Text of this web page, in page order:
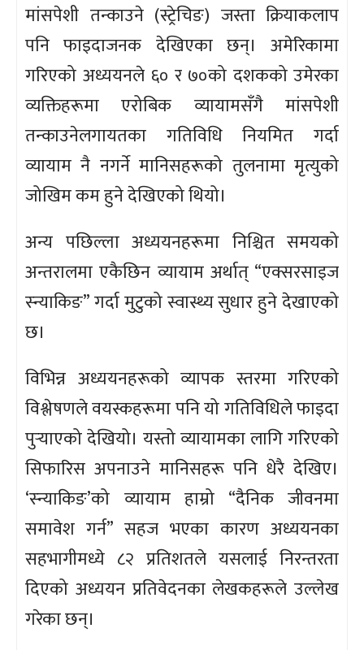
मांसपेशी तन्काउने (स्ट्रेचिङ) जस्ता क्रियाकलाप
पनि फाइदाजनक देखिएका छन्। अमेरिकामा
गरिएको अध्ययनले ६० र ७०को दशकको उमेरका
व्यक्तिहरूमा एरोबिक व्यायामसँगै मांसपेशी
तन्काउनेलगायतका गतिविधि नियमित गर्दा
व्यायाम नै नगर्ने मानिसहरूको तुलनामा मृत्युको
जोखिम कम हुने देखिएको थियो।
अन्य पछिल्ला अध्ययनहरूमा निश्चित समयको
अन्तरालमा एकैछिन व्यायाम अर्थात् “एक्सरसाइज
स्न्याकिङ” गर्दा मुटुको स्वास्थ्य सुधार हुने देखाएको
छ।
विभिन्न अध्ययनहरूको व्यापक स्तरमा गरिएको
विश्लेषणले वयस्कहरूमा पनि यो गतिविधिले फाइदा
पुर्‍याएको देखियो। यस्तो व्यायामका लागि गरिएको
सिफारिस अपनाउने मानिसहरू पनि धेरै देखिए।
‘स्न्याकिङ’को व्यायाम हाम्रो “दैनिक जीवनमा
समावेश गर्न” सहज भएका कारण अध्ययनका
सहभागीमध्ये ८२ प्रतिशतले यसलाई निरन्तरता
दिएको अध्ययन प्रतिवेदनका लेखकहरूले उल्लेख
गरेका छन्।